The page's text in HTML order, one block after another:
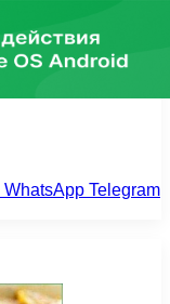
WhatsApp Telegram